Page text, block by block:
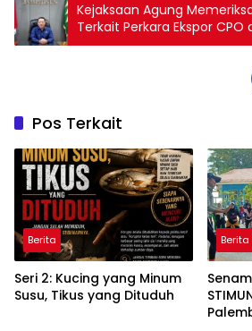
Kejaksaan Agung
Terkait Perkara Ekspor
Tahun 2022 – 2024
Pos Terkait
Berita
Seri 2: Kucing yang Minum
Susu, Tikus yang Dituduh
Berita